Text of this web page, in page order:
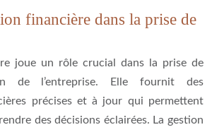
financière dans la prise de
joue un rôle crucial dans la prise de
de l’entreprise. Elle fournit des
précises et à jour qui permettent
des décisions éclairées. La gestion